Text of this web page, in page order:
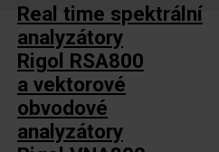
Real time spektrální
analyzátory
Rigol RSA800
a vektorové
obvodové
analyzátory